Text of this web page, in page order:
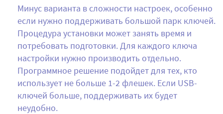
Минус варианта в сложности настроек, особенно
если нужно поддерживать большой парк ключей.
Процедура установки может занять время и
потребовать подготовки. Для каждого ключа
настройки нужно производить отдельно.
Программное решение подойдет для тех, кто
использует не больше 1-2 флешек. Если USB-
ключей больше, поддерживать их будет
неудобно.